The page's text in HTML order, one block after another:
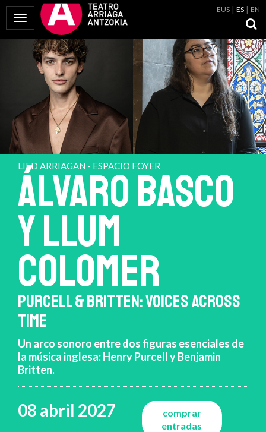
Mostrar Menú
EUS ES EN
LIED ARRIAGAN - ESPACIO FOYER
ÁLVARO BASCO
Y LLUM
COLOMER
PURCELL & BRITTEN: VOICES ACROSS
TIME
Un arco sonoro entre dos figuras esenciales de
la música inglesa: Henry Purcell y Benjamin
Britten.
08 abril 2027
comprar
entradas